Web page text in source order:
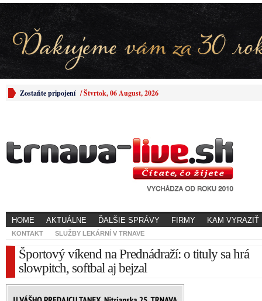
Zostaňte pripojení /Štvrtok, 06 August, 2026
HOME AKTUÁLNE ĎALŠIE SPRÁVY FIRMY KAM VYRAZIŤ
KONTAKT SLUŽBY LEKÁRNÍ V TRNAVE
Športový víkend na Prednádraží: o tituly sa hrá
slowpitch, softbal aj bejzal